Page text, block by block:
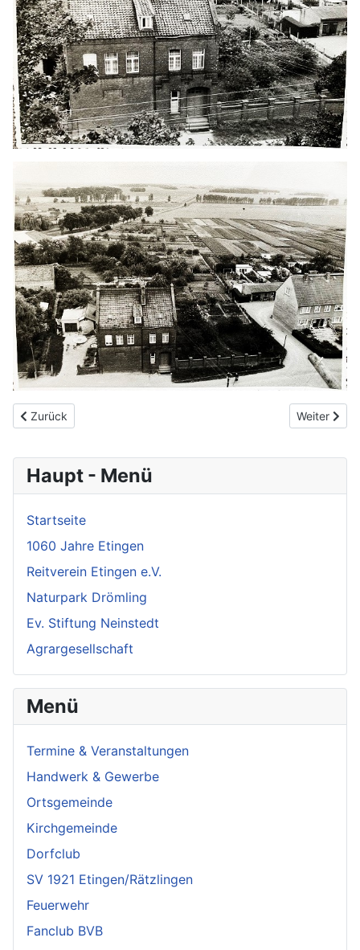
Haupt - Menü
Startseite
1060 Jahre Etingen
Reitverein Etingen e.V.
Naturpark Drömling
Ev. Stiftung Neinstedt
Agrargesellschaft
Menü
Termine & Veranstaltungen
Handwerk & Gewerbe
Ortsgemeinde
Kirchgemeinde
Dorfclub
SV 1921 Etingen/Rätzlingen
Feuerwehr
Fanclub BVB
Vorheriger Beitrag: Drömlingsbilder
Zurück Nächster
Weiter